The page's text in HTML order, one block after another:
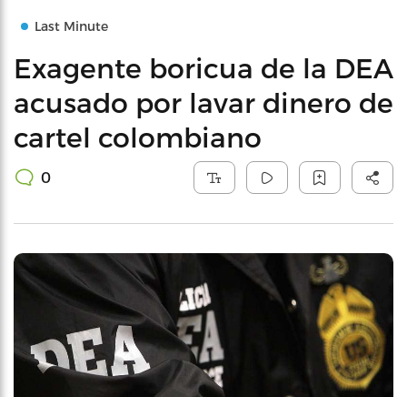
Last Minute
Exagente boricua de la DEA
acusado por lavar dinero de
cartel colombiano
0